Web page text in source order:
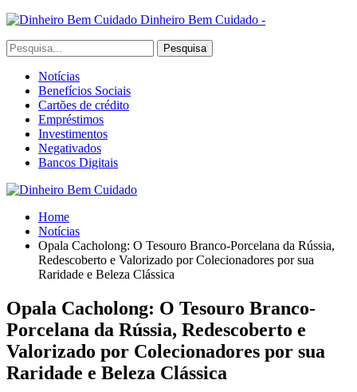
Dinheiro Bem Cuidado -
Notícias
Benefícios Sociais
Cartões de crédito
Empréstimos
Investimentos
Negativados
Bancos Digitais
Home
Notícias
Opala Cacholong: O Tesouro Branco-Porcelana da Rússia,
Redescoberto e Valorizado por Colecionadores por sua
Raridade e Beleza Clássica
Opala Cacholong: O Tesouro Branco-
Porcelana da Rússia, Redescoberto e
Valorizado por Colecionadores por sua
Raridade e Beleza Clássica